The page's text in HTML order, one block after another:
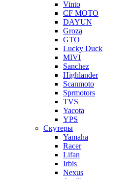
Vinto
CF MOTO
DAYUN
Groza
GTO
Lucky Duck
MIVI
Sanchez
Highlander
Scanmoto
Sprmotors
TVS
Yacota
YPS
Скутеры
Yamaha
Racer
Lifan
Irbis
Nexus